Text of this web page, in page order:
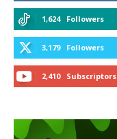
1,624 Followers
3,179 Followers
2,410 Subscriptors